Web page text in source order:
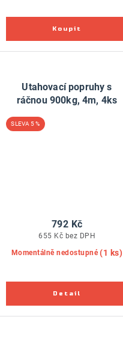
Utahovací popruhy s
ráčnou 900kg, 4m, 4ks
5 %
Momentálně nedostupné (1 ks)
655 Kč bez DPH
792 Kč